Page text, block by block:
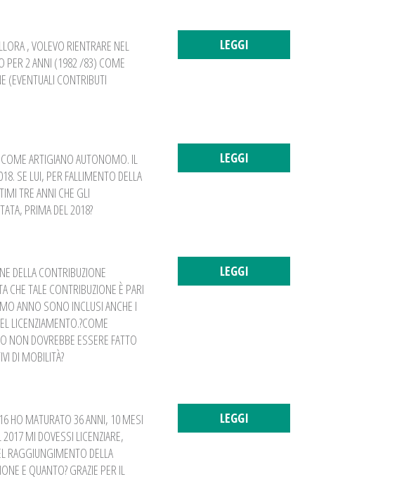
, VOLEVO RIENTRARE NEL
PER 2 ANNI (1982 /83) COME
(EVENTUALI CONTRIBUTI
LEGGI
ARTIGIANO AUTONOMO. IL
SE LUI, PER FALLIMENTO DELLA
TRE ANNI CHE GLI
PRIMA DEL 2018?
LEGGI
DELLA CONTRIBUZIONE
CHE TALE CONTRIBUZIONE È PARI
ANNO SONO INCLUSI ANCHE I
LICENZIAMENTO.?COME
NON DOVREBBE ESSERE FATTO
DI MOBILITÀ?
LEGGI
HO MATURATO 36 ANNI, 10 MESI
MI DOVESSI LICENZIARE,
RAGGIUNGIMENTO DELLA
E QUANTO? GRAZIE PER IL
LEGGI